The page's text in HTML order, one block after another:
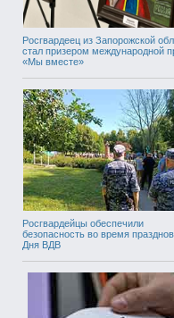
Росгвардеец из Запорожской
стал призером международной
«Мы вместе»
Росгвардейцы обеспечили
безопасность во время
Дня ВДВ